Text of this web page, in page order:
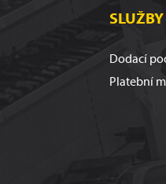
Dodací
Platební